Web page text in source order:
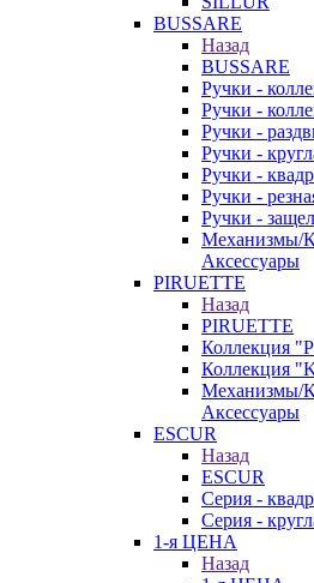
BUSSARE
Назад
BUSSARE
Ручки -
Ручки -
Ручки -
Ручки -
Ручки -
Ручки -
Ручки -
Механизмы/
Аксессуары
PIRUETTE
Назад
PIRUETTE
Коллекция
Коллекция
Механизмы/
Аксессуары
ESCUR
Назад
ESCUR
Серия -
Серия -
1-я ЦЕНА
Назад